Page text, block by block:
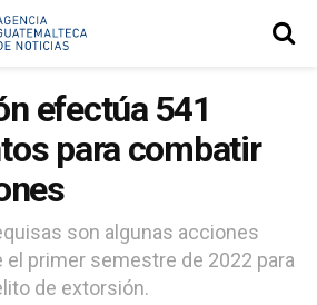
efectúa 541
para combatir
son algunas acciones
el primer semestre de 2022 para
de extorsión.